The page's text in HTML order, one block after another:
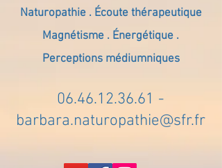
Naturopathie . Écoute thérapeutique
Magnétisme . Énergétique .
Perceptions médiumniques
06.46.12.36.61 -
barbara.naturopathie@sfr.fr